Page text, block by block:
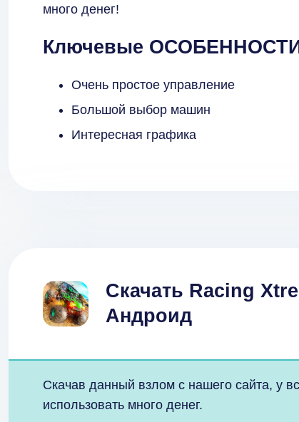
много денег!
Ключевые
Очень простое управление
Большой выбор машин
Интересная графика
Скачать Racing
Андроид
Скачав данный взлом с нашего сайта, у
использовать много денег.